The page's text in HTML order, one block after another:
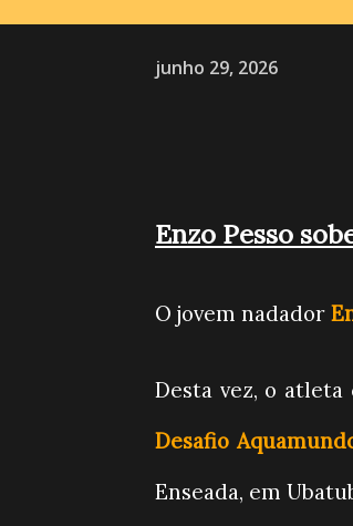
junho 29, 2026
Enzo Pesso
O jovem nadador
Desta vez, o
Desafio
Enseada, em